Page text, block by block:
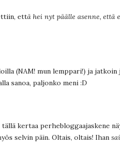
että hei nyt päälle asenne,
(NAM! mun lemppari!) ja
sanoa, paljonko meni :D
tällä kertaa perhebloggaajaskene
selvin päin. Oltais, oltais! Ihan